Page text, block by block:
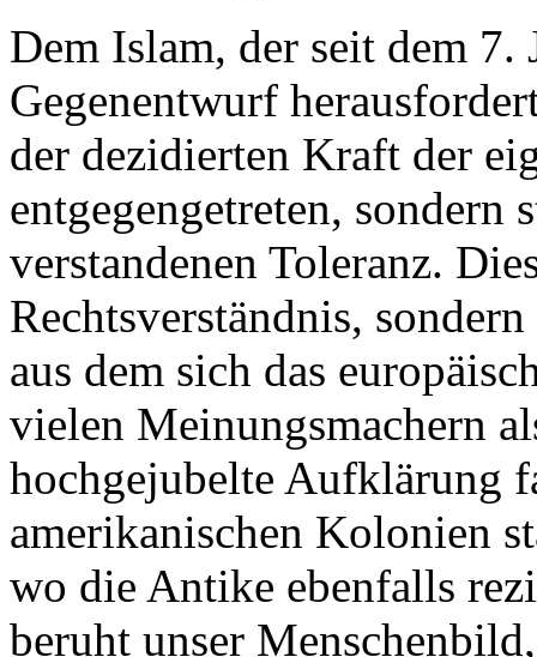
Dem Islam, der seit dem 7.
Gegenentwurf
der dezidierten Kraft der
entgegengetreten, sondern
verstandenen Toleranz.
Rechtsverständnis,
aus dem sich das
vielen Meinungsmachern
hochgejubelte Aufklärung
amerikanischen Kolonien
wo die Antike ebenfalls
beruht unser